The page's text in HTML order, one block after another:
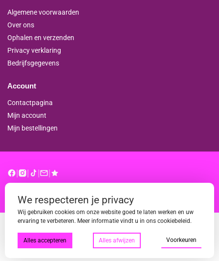
Algemene voorwaarden
Over ons
Ophalen en verzenden
Privacy verklaring
Bedrijfsgegevens
Account
Contactpagina
Mijn account
Mijn bestellingen
We respecteren je privacy
Wij gebruiken cookies om onze website goed te laten werken en uw
ervaring te verbeteren. Meer informatie vindt u in ons cookiebeleid.
Alles accepteren Alles afwijzen Voorkeuren